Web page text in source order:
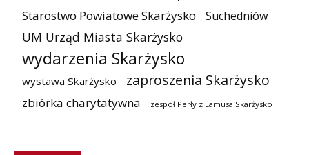
Starostwo Powiatowe Skarżysko Suchedniów
UM Urząd Miasta Skarżysko
wydarzenia Skarżysko
wystawa Skarżysko zaproszenia Skarżysko
zbiórka charytatywna zespół Perły z Lamusa Skarżysko